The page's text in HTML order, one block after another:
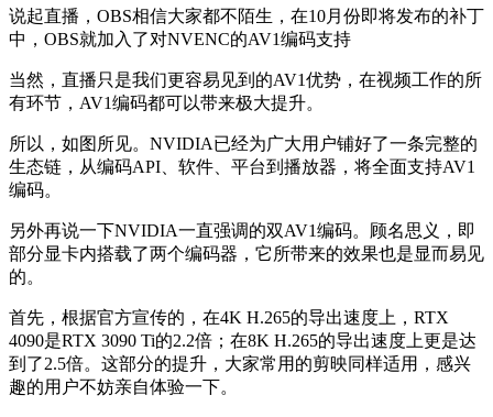
说起直播，OBS相信大家都不陌生，在10月份即将发布的补丁
中，OBS就加入了对NVENC的AV1编码支持
当然，直播只是我们更容易见到的AV1优势，在视频工作的所
有环节，AV1编码都可以带来极大提升。
所以，如图所见。NVIDIA已经为广大用户铺好了一条完整的
生态链，从编码API、软件、平台到播放器，将全面支持AV1
编码。
另外再说一下NVIDIA一直强调的双AV1编码。顾名思义，即
部分显卡内搭载了两个编码器，它所带来的效果也是显而易见
的。
首先，根据官方宣传的，在4K H.265的导出速度上，RTX
4090是RTX 3090 Ti的2.2倍；在8K H.265的导出速度上更是达
到了2.5倍。这部分的提升，大家常用的剪映同样适用，感兴
趣的用户不妨亲自体验一下。